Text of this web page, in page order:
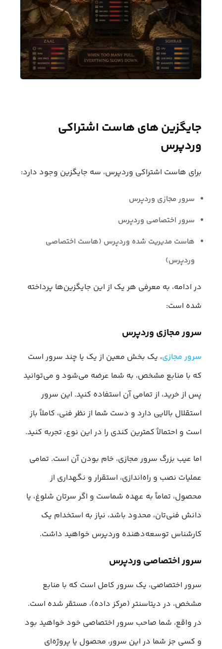
جایگزین های هاست اشتراکی
وردپرس
برای هاست اشتراکی وردپرس، سه جایگزین وجود دارد:
سرور مجازی وردپرس
سرور اختصاصی وردپرس
هاست مدیریت شده وردپرس (هاست اختصاصی
وردپرس)
در ادامه، به معرفی هر یک از این جایگزین‌ها پرداخته
شده است:
سرور مجازی وردپرس
سرور مجازی، یک بخش معین از یک یا چند سرور است
که با منابع مشخص، به شما عرضه می‌شود و می‌توانید
پس از خرید، از تمامی آن استفاده کنید. این سرور
استقلال بالایی دارد و دست شما از نظر فنی، کاملاً باز
است و احتمالاً کمترین کندی را در این نوع، تجربه کنید.
اما عیب بزرگ سرور مجازی، خام بودن آن است. تمامی
عملیات نصب و راه‌اندازی، استقرار و نگهداری از
محصول، تماماً به عهده شماست و اگر سرتان شلوغ، یا
دانش فنی‌تان، محدود باشد، نیاز به استخدام یک
کارشناس توسعه‌دهنده وردپرس خواهید داشت.
سرور اختصاصی وردپرس
سرور اختصاصی، یک سرور کامل است که با منابع
مشخص، در دیتاسنتر (مرکز داده)، مستقر شده است.
در واقع، شما صاحب سرور اختصاصی خود خواهید بود
و کسی جز شما در این سرور، محصول یا پروژه‌ای